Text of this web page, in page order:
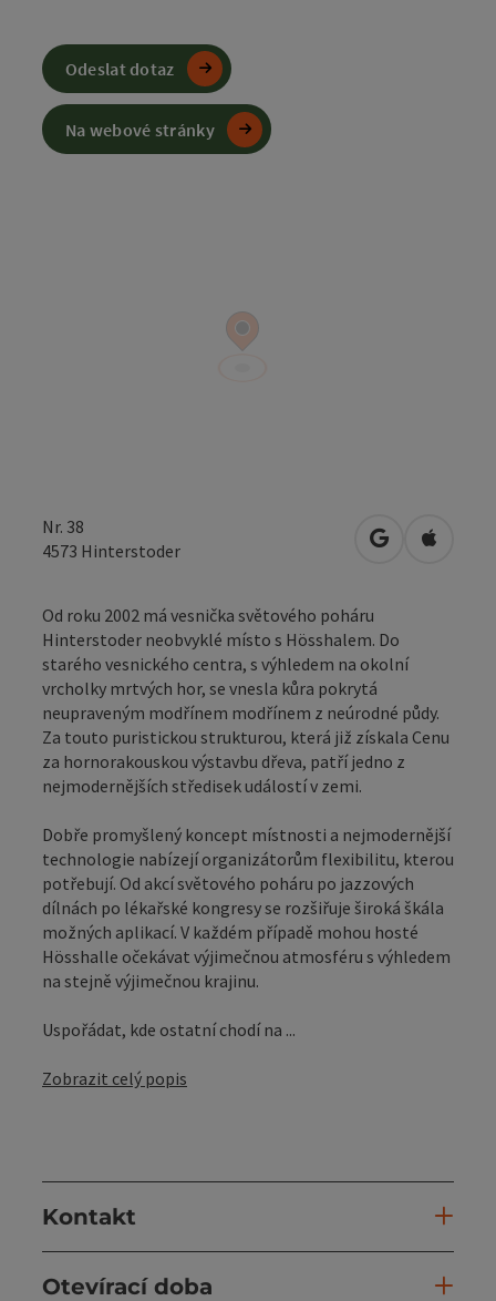
Nr. 38
4573 Hinterstoder Otevřít vOtevřít
Od roku 2002 má vesnička světového poháru
Hinterstoder neobvyklé místo s Hösshalem. Do
starého vesnického centra, s výhledem na okolní
vrcholky mrtvých hor, se vnesla kůra pokrytá
neupraveným modřínem modřínem z neúrodné půdy.
Za touto puristickou strukturou, která již získala Cenu
za hornorakouskou výstavbu dřeva, patří jedno z
nejmodernějších středisek událostí v zemi.
Dobře promyšlený koncept místnosti a nejmodernější
technologie nabízejí organizátorům flexibilitu, kterou
potřebují. Od akcí světového poháru po jazzových
dílnách po lékařské kongresy se rozšiřuje široká škála
možných aplikací. V každém případě mohou hosté
Hösshalle očekávat výjimečnou atmosféru s výhledem
na stejně výjimečnou krajinu.
Uspořádat, kde ostatní chodí na ...
Zobrazit celý popis
Kontakt
Otevírací doba
Odeslat dotaz
Na webové stránky